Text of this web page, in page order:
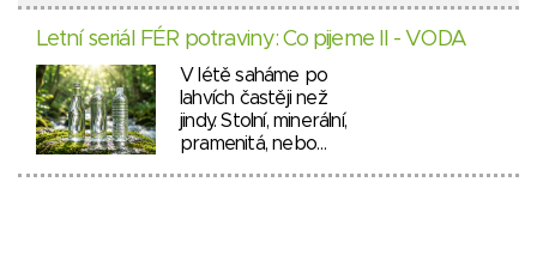
Letní seriál FÉR potraviny: Co pijeme II - VODA
V létě saháme po
lahvích častěji než
jindy. Stolní, minerální,
pramenitá, nebo…